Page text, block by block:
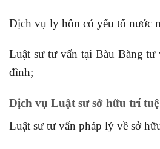
Dịch vụ ly hôn có yếu tố nước
Luật sư tư vấn tại Bàu Bàng tư
đình;
Dịch vụ Luật sư sở hữu trí tuệ
Luật sư tư vấn pháp lý về sở